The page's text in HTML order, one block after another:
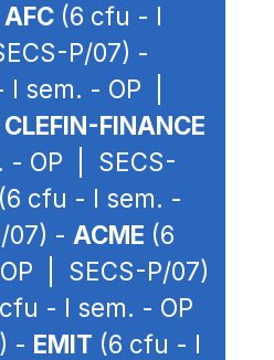
AFC (6 cfu - I
P/07) -
I sem. - OP |
CLEFIN-FINANCE
- OP | SECS-
(6 cfu - I sem. -
07) - ACME (6
| SECS-P/07)
- I sem. - OP
- EMIT (6 cfu - I